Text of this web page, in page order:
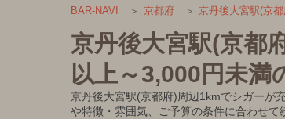
BAR-NAVI 京都府 京丹後大宮駅(京
京丹後大宮駅(京都
以上～3,000円未満
京丹後大宮駅(京都府)周辺1kmでシガーが
や特徴・雰囲気、ご予算の条件に合わせて